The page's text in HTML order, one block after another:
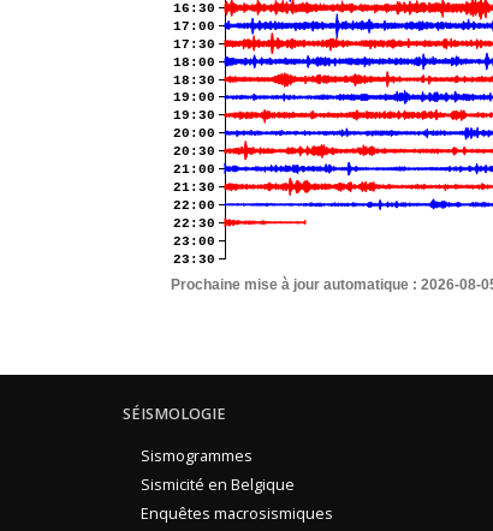
16:30
17:00
17:30
18:00
18:30
19:00
19:30
20:00
20:30
21:00
21:30
22:00
22:30
23:00
23:30
Prochaine mise à jour automatique : 2026-08-
SÉISMOLOGIE
Sismogrammes
Sismicité en Belgique
Enquêtes macrosismiques